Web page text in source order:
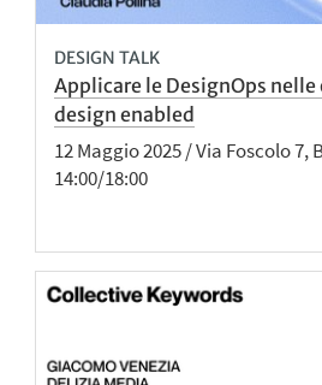
DESIGN TALK
Applicare le DesignOps
design enabled
12 Maggio 2025 / Via Foscolo 7,
14:00/18:00